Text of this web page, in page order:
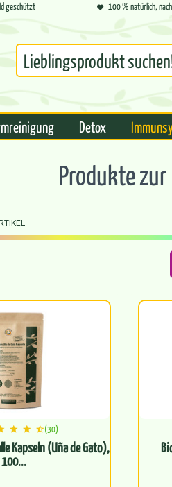
geschützt 100 % natürlich,
Detox
Produkte
(30)
Kapseln (Uña de Gato),
100...